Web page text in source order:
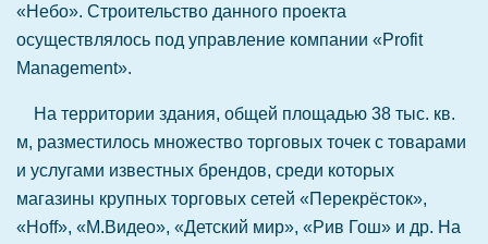
«Небо». Строительство данного проекта
осуществлялось под управление компании «Profit
Management».
На территории здания, общей площадью 38 тыс. кв.
м, разместилось множество торговых точек с товарами
и услугами известных брендов, среди которых
магазины крупных торговых сетей «Перекрёсток»,
«Hoff», «М.Видео», «Детский мир», «Рив Гош» и др. На